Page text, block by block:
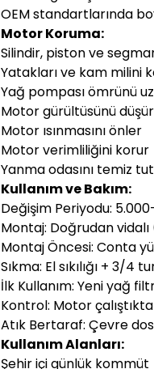
OEM standartlarında
Motor Koruma:
Silindir, piston ve
Yatakları ve kam milini
Yağ pompası ömrünü
Motor gürültüsünü
Motor ısınmasını önler
Motor verimliliğini korur
Yanma odasını temiz
Kullanım ve Bakım:
Değişim Periyodu:
Montaj: Doğrudan
Montaj Öncesi: Conta
Sıkma: El sıkılığı + 3/4
İlk Kullanım: Yeni yağ
Kontrol: Motor
Atık Bertaraf: Çevre
Kullanım Alanları:
Şehir içi günlük kommüt